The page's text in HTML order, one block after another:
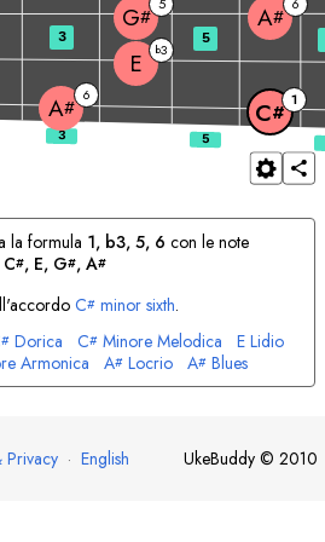
A# 6
C# 1
E b3
G# A#
3 5
la formula 1, b3, 5, 6 con le note
C#, E, G#, A#
C# minor sixth.
# Dorica C# Minore Melodica E Lidio
Armonica A# Locrio A# Blues
Privacy · English UkeBuddy © 2010